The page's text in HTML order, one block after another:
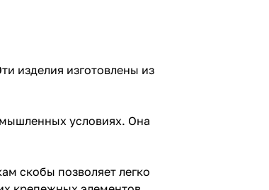
изделия изготовлены из
условиях. Она
скобы позволяет легко